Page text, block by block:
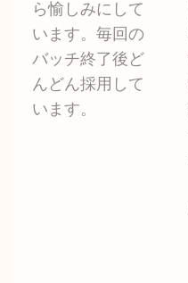
ら愉しみにして
います。毎回の
バッチ終了後ど
んどん採用して
います。